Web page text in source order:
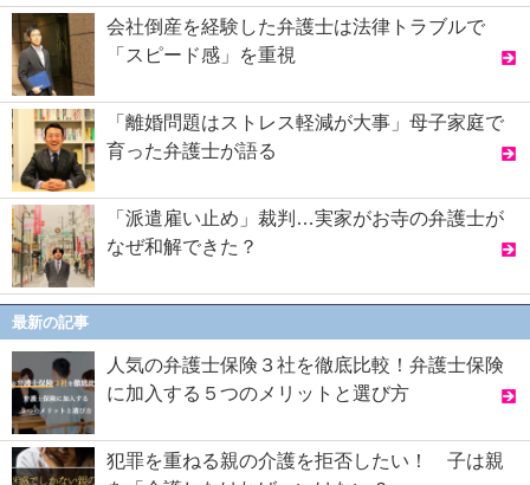
会社倒産を経験した弁護士は法律トラブルで
「スピード感」を重視
「離婚問題はストレス軽減が大事」母子家庭で
育った弁護士が語る
「派遣雇い止め」裁判…実家がお寺の弁護士が
なぜ和解できた？
最新の記事
人気の弁護士保険３社を徹底比較！弁護士保険
に加入する５つのメリットと選び方
犯罪を重ねる親の介護を拒否したい！ 子は親